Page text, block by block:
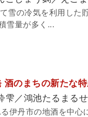
雪の冷気を利用した
雪量が多く...
のまちの新たな
雫／鴻池たるまる
伊丹市の地酒を中心